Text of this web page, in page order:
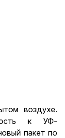
воздухе.
к УФ-
пакет по